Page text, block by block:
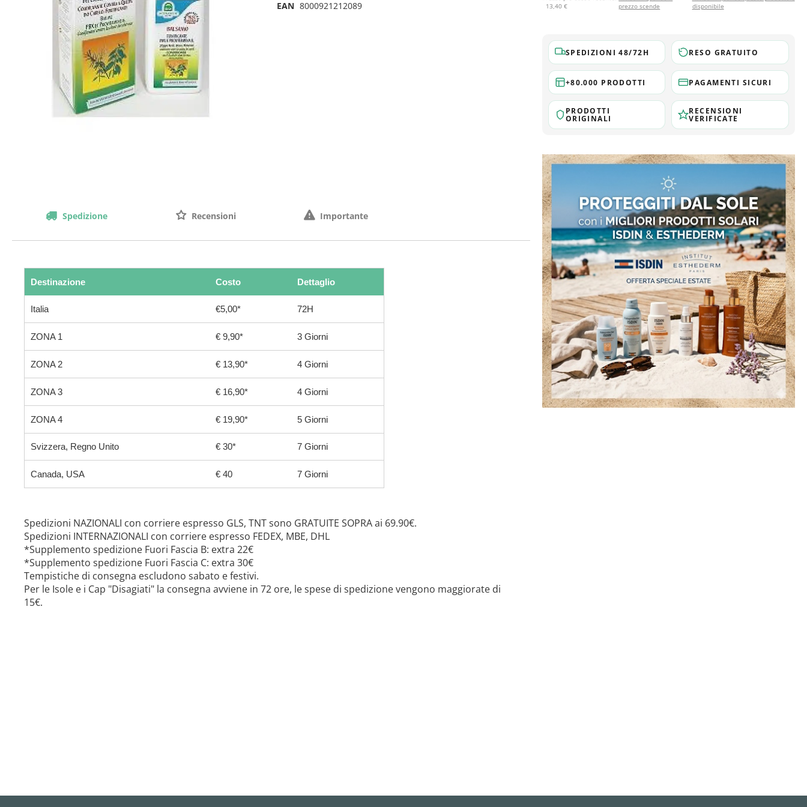
13,40 €
prezzo scende
disponibile
SPEDIZIONI 48/72H RESO GRATUITO
+80.000 PRODOTTI PAGAMENTI SICURI
PRODOTTI
ORIGINALI
RECENSIONI
VERIFICATE
EAN 8000921212089
Spedizione
Destinazione Costo Dettaglio
Italia €5,00* 72H
ZONA 1 € 9,90* 3 Giorni
ZONA 2 € 13,90* 4 Giorni
ZONA 3 € 16,90* 4 Giorni
ZONA 4 € 19,90* 5 Giorni
Svizzera, Regno Unito € 30* 7 Giorni
Canada, USA € 40 7 Giorni
Spedizioni NAZIONALI con corriere espresso GLS, TNT sono GRATUITE SOPRA ai 69.90€.
Spedizioni INTERNAZIONALI con corriere espresso FEDEX, MBE, DHL
*Supplemento spedizione Fuori Fascia B: extra 22€
*Supplemento spedizione Fuori Fascia C: extra 30€
Tempistiche di consegna escludono sabato e festivi.
Per le Isole e i Cap "Disagiati" la consegna avviene in 72 ore, le spese di spedizione vengono maggiorate di
15€.
Recensioni Importante